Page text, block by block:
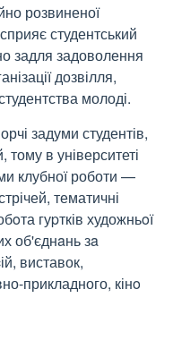
розвиненої
студентський
задля задоволення
дозвілля,
молоді.
задуми студентів,
тому в університеті
клубної роботи —
тематичні
гуpтків художньoї
об'єднaнь зa
виставок,
прикладного, кінo